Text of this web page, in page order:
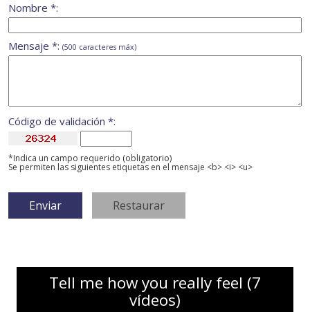
Nombre *:
Mensaje *: (500 caracteres máx)
Código de validación *:
*Indica un campo requerido (obligatorio)
Se permiten las siguientes etiquetas en el mensaje <b> <i> <u>
Tell me how you really feel (7
vídeos)